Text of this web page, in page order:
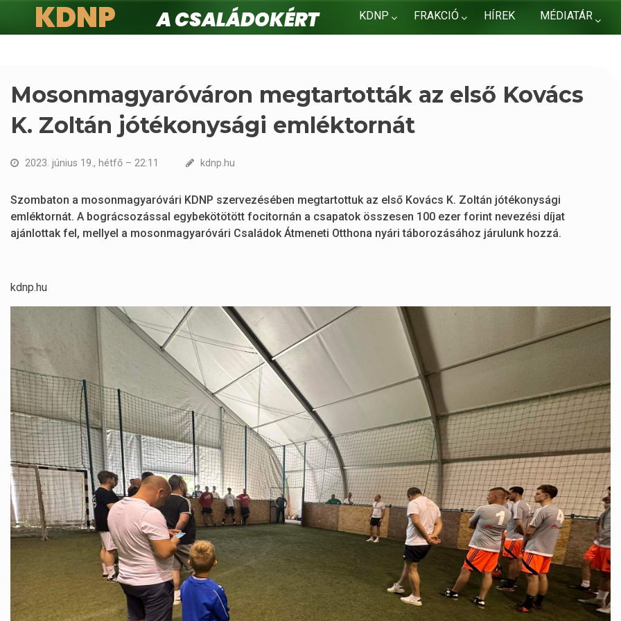
KDNP FRAKCIÓ HÍREK MÉDIATÁR
KDNP
A családokért.
Mosonmagyaróváron megtartották az első Kovács
K. Zoltán jótékonysági emléktornát
2023. június 19., hétfő – 22:11 kdnp.hu
Szombaton a mosonmagyaróvári KDNP szervezésében megtartottuk az első Kovács K. Zoltán jótékonysági
emléktornát. A bográcsozással egybekötötött focitornán a csapatok összesen 100 ezer forint nevezési díjat
ajánlottak fel, mellyel a mosonmagyaróvári Családok Átmeneti Otthona nyári táborozásához járulunk hozzá.
kdnp.hu